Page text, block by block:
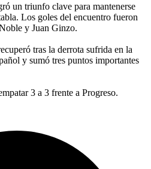
un triunfo clave para mantenerse
Los goles del encuentro fueron
y Juan Ginzo.
tras la derrota sufrida en la
y sumó tres puntos importantes
3 a 3 frente a Progreso.